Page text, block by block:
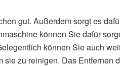
gut. Außerdem sorgt es
können Sie dafür
können Sie auch
zu reinigen. Das Entfernen